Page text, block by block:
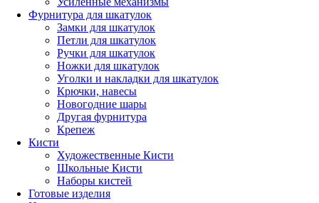
Фурнитура для шкатулок
Замки для шкатулок
Петли для шкатулок
Ручки для шкатулок
Ножки для шкатулок
Уголки и накладки для шкатулок
Крючки, навесы
Новогодние шары
Другая фурнитура
Крепеж
Кисти
Художественные Кисти
Школьные Кисти
Наборы кистей
Готовые изделия